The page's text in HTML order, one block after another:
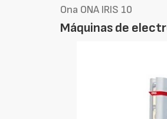
Ona ONA IRIS 10
Máquinas de